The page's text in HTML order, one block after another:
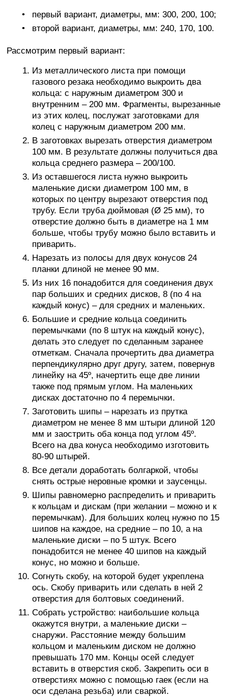
первый вариант, диаметры, мм: 300, 200, 100;
второй вариант, диаметры, мм: 240, 170, 100.
Рассмотрим первый вариант:
Из металлического листа при помощи
газового резака необходимо выкроить два
кольца: с наружным диаметром 300 и
внутренним – 200 мм. Фрагменты, вырезанные
из этих колец, послужат заготовками для
колец с наружным диаметром 200 мм.
В заготовках вырезать отверстия диаметром
100 мм. В результате должны получиться два
кольца среднего размера – 200/100.
Из оставшегося листа нужно выкроить
маленькие диски диаметром 100 мм, в
которых по центру вырезают отверстия под
трубу. Если труба дюймовая (Ø 25 мм), то
отверстие должно быть в диаметре на 1 мм
больше, чтобы трубу можно было вставить и
приварить.
Нарезать из полосы для двух конусов 24
планки длиной не менее 90 мм.
Из них 16 понадобится для соединения двух
пар больших и средних дисков, 8 (по 4 на
каждый конус) – для средних и маленьких.
Большие и средние кольца соединить
перемычками (по 8 штук на каждый конус),
делать это следует по сделанным заранее
отметкам. Сначала прочертить два диаметра
перпендикулярно друг другу, затем, повернув
линейку на 45º, начертить еще две линии
также под прямым углом. На маленьких
дисках достаточно по 4 перемычки.
Заготовить шипы – нарезать из прутка
диаметром не менее 8 мм штыри длиной 120
мм и заострить оба конца под углом 45º.
Всего на два конуса необходимо изготовить
80-90 штырей.
Все детали доработать болгаркой, чтобы
снять острые неровные кромки и заусенцы.
Шипы равномерно распределить и приварить
к кольцам и дискам (при желании – можно и к
перемычкам). Для больших колец нужно по 15
шипов на каждое, на средние – по 10, а на
маленькие диски – по 5 штук. Всего
понадобится не менее 40 шипов на каждый
конус, но можно и больше.
Согнуть скобу, на которой будет укреплена
ось. Скобу приварить или сделать в ней 2
отверстия для болтовых соединений.
Собрать устройство: наибольшие кольца
окажутся внутри, а маленькие диски –
снаружи. Расстояние между большим
кольцом и маленьким диском не должно
превышать 170 мм. Концы осей следует
вставить в отверстия скоб. Закрепить оси в
отверстиях можно с помощью гаек (если на
оси сделана резьба) или сваркой.